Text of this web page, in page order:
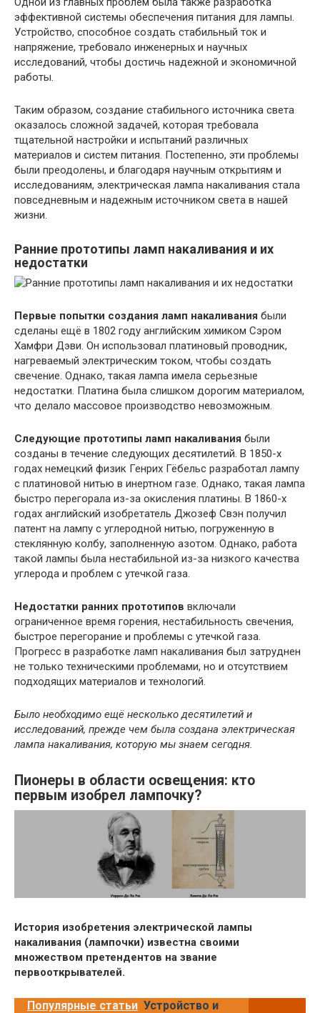
эффективной системы обеспечения питания для лампы.
Устройство, способное создать стабильный ток и
напряжение, требовало инженерных и научных
исследований, чтобы достичь надежной и экономичной
работы.
Таким образом, создание стабильного источника света
оказалось сложной задачей, которая требовала
тщательной настройки и испытаний различных
материалов и систем питания. Постепенно, эти проблемы
были преодолены, и благодаря научным открытиям и
исследованиям, электрическая лампа накаливания стала
повседневным и надежным источником света в нашей
жизни.
Ранние прототипы ламп накаливания и их
недостатки
Первые попытки создания ламп накаливания были
сделаны ещё в 1802 году английским химиком Сэром
Хамфри Дэви. Он использовал платиновый проводник,
нагреваемый электрическим током, чтобы создать
свечение. Однако, такая лампа имела серьезные
недостатки. Платина была слишком дорогим материалом,
что делало массовое производство невозможным.
Следующие прототипы ламп накаливания были
созданы в течение следующих десятилетий. В 1850-х
годах немецкий физик Генрих Гёбельс разработал лампу
с платиновой нитью в инертном газе. Однако, такая лампа
быстро перегорала из-за окисления платины. В 1860-х
годах английский изобретатель Джозеф Свэн получил
патент на лампу с углеродной нитью, погруженную в
стеклянную колбу, заполненную азотом. Однако, работа
такой лампы была нестабильной из-за низкого качества
углерода и проблем с утечкой газа.
Недостатки ранних прототипов включали
ограниченное время горения, нестабильность свечения,
быстрое перегорание и проблемы с утечкой газа.
Прогресс в разработке ламп накаливания был затруднен
не только техническими проблемами, но и отсутствием
подходящих материалов и технологий.
Было необходимо ещё несколько десятилетий и
исследований, прежде чем была создана электрическая
лампа накаливания, которую мы знаем сегодня.
Пионеры в области освещения: кто
первым изобрел лампочку?
История изобретения электрической лампы
накаливания (лампочки) известна своими
множеством претендентов на звание
первооткрывателей.
Популярные статьи Устройство и